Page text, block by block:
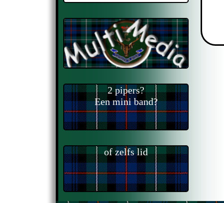
2 pipers?
Een mini band?
of zelfs lid